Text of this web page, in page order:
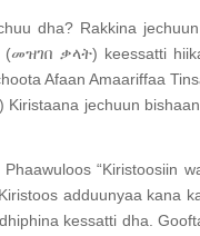
dha? Rakkina
(መዝገበ ቃላት) keessatti
Afaan Amaariffaa
jechuun
Phaawuloos “Kiristoosiin
adduunyaa kana
kessatti dha.